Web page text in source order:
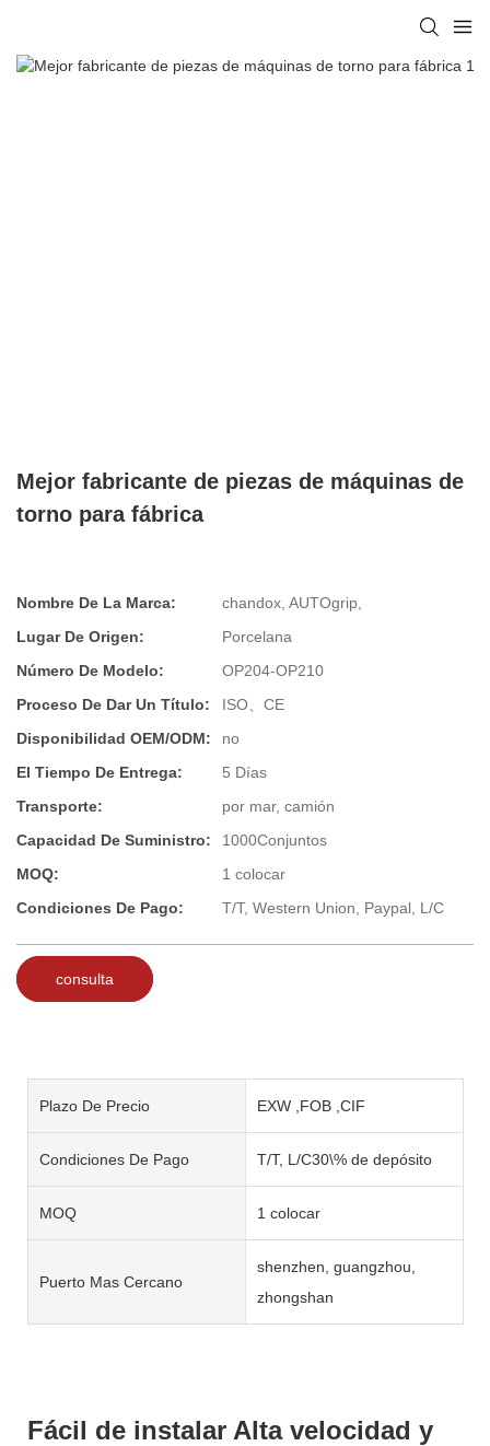
Mejor fabricante de piezas de máquinas de
torno para fábrica
Nombre De La Marca:
chandox, AUTOgrip,
Lugar De Origen:
Porcelana
Número De Modelo:
OP204-OP210
Proceso De Dar Un Título:
ISO、CE
Disponibilidad OEM/ODM:
no
El Tiempo De Entrega:
5 Días
Transporte:
por mar, camión
Capacidad De Suministro:
1000Conjuntos
MOQ:
1 colocar
Condiciones De Pago:
T/T, Western Union, Paypal, L/C
consulta
Plazo De Precio EXW ,FOB ,CIF
Condiciones De Pago T/T, L/C30\% de depósito
MOQ 1 colocar
Puerto Mas Cercano
shenzhen, guangzhou,
zhongshan
Fácil de instalar Alta velocidad y